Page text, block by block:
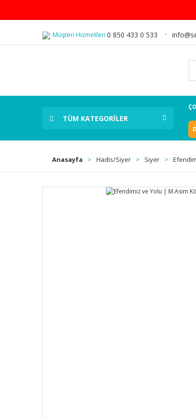
Müşteri Hizmetleri 0 850 433 0 533
TÜM KATEGORİLER
Anasayfa Hadis/Siyer Siyer